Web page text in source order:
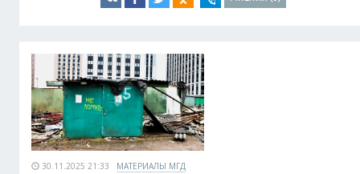
30.11.2025 21:33 МАТЕРИАЛЫ МГД